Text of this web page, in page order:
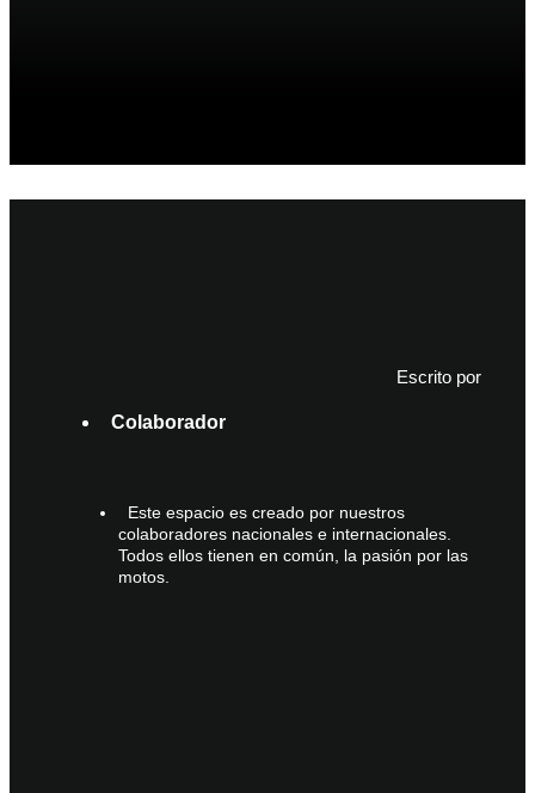
Escrito por
Colaborador
Este espacio es creado por nuestros
colaboradores nacionales e internacionales.
Todos ellos tienen en común, la pasión por las
motos.